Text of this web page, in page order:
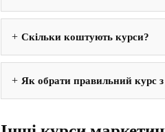
Скільки коштують курси?
Як обрати правильний курс з